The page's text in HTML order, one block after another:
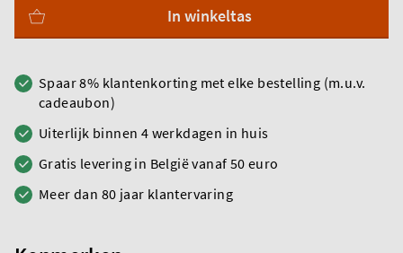
In winkeltas
Spaar 8% klantenkorting met elke bestelling (m.u.v.
cadeaubon)
Uiterlijk binnen 4 werkdagen in huis
Gratis levering in België vanaf 50 euro
Meer dan 80 jaar klantervaring